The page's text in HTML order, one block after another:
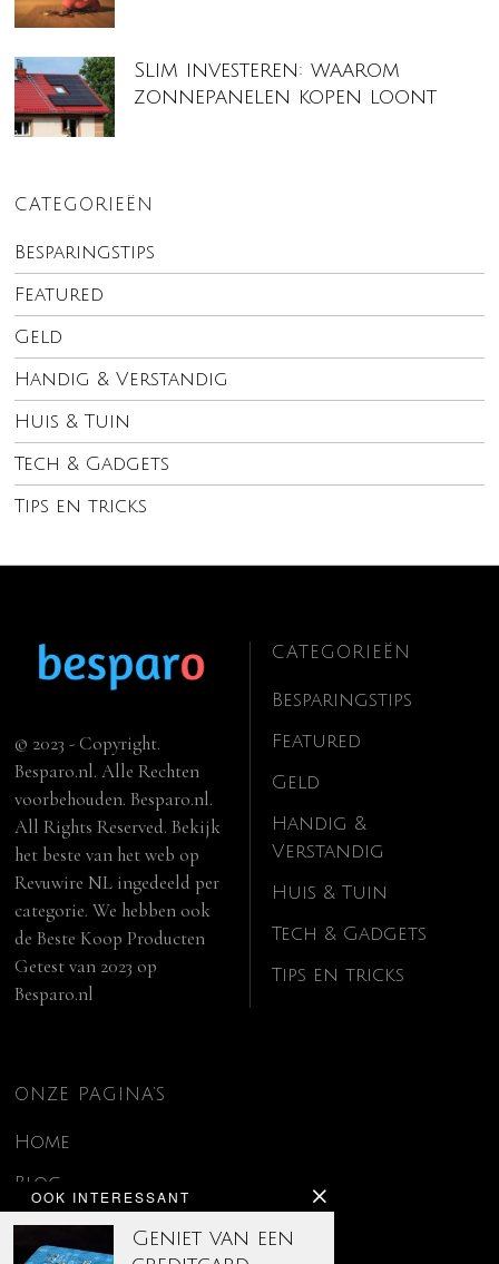
Slim investeren: waarom
zonnepanelen kopen loont
CATEGORIEËN
Besparingstips
Featured
Geld
Handig & Verstandig
Huis & Tuin
Tech & Gadgets
Tips en tricks
OOK INTERESSANT
Geniet van een
© 2023 - Copyright.
Besparo.nl. Alle Rechten
voorbehouden. Besparo.nl.
All Rights Reserved. Bekijk
het beste van het web op
Revuwire NL ingedeeld per
categorie. We hebben ook
deBeste Koop Producten
Getest van 2023 op
Besparo.nl
CATEGORIEËN
Besparingstips
Featured
Geld
Handig &
Verstandig
Huis & Tuin
Tech & Gadgets
Tips en tricks
ONZE PAGINA’S
Home
Blog
Contact